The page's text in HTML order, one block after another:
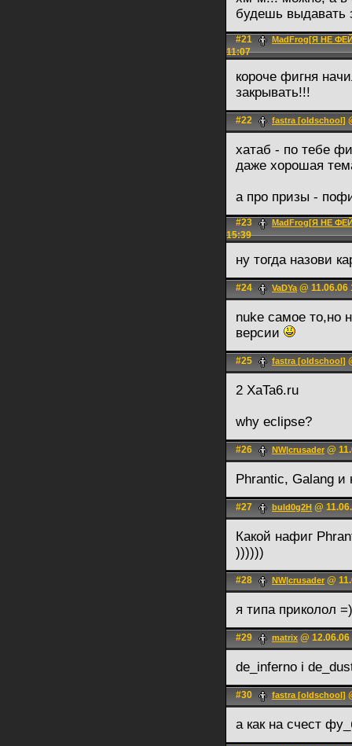
будешь выдавать
#21 MadFrog[Я НЕ
11:07
короче фигня
закрывать!!!
#22 fastra [oldschool]
хатаб - по тебе
даже хорошая
а про призы -
#23 MadFrog[Я НЕ
15:39
ну тогда назови
#24 VaDYa@ 11.06.06
nuke самое то,но
версии
#25 fastra [oldschool]
2 XaTa6.ru
why eclipse?
#26 NW|crusader @
Phrantic, Galang и
#27 buld0g2H @
Какой нафиг
))))))
#28 NW|crusader @
я типа приколол =)
#29 matrix @
de_inferno i
#30 fastra [oldschool]
а как на счест